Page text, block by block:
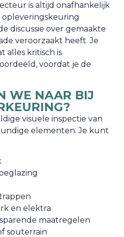
is altijd onafhankelijk
discussie over gemaakte
veroorzaakt heeft. Je
alles kritisch is
voordat je de
WE NAAR BIJ
visuele inspectie van
elementen. Je kunt
en elektra
maatregelen
souterrain